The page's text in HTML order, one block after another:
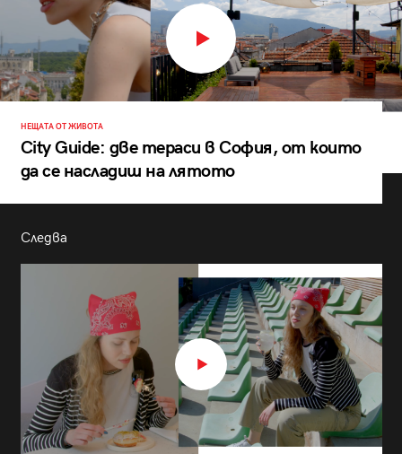
НЕЩАТА ОТ ЖИВОТА
City Guide: две тераси в София, от които
да се насладиш на лятото
Следва